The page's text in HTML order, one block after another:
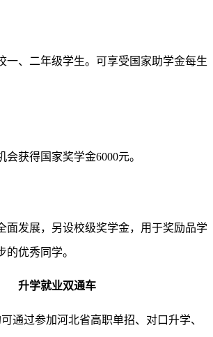
一、二年级学生。可享受国家助学金每生
获得国家奖学金6000元。
面发展，另设校级奖学金，用于奖励品学
的优秀同学。
升学就业双通车
通过参加河北省高职单招、对口升学、